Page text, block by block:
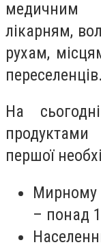
медичним
лікарням,
рухам,
переселенців.
На
першої
Мирному
– понад